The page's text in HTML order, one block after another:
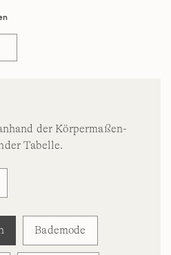
der Körpermaßen-
Tabelle.
Bademode